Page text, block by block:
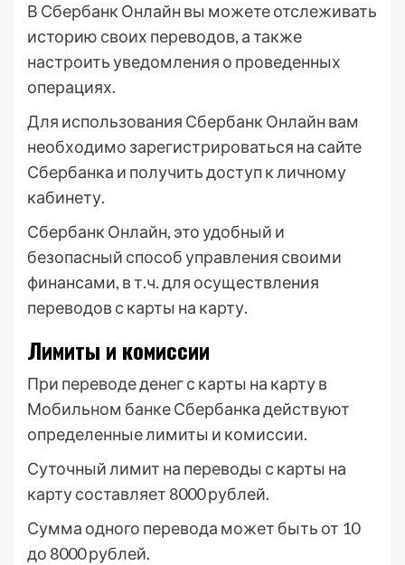
В Сбербанк Онлайн вы можете отслеживать
историю своих переводов, а также
настроить уведомления о проведенных
операциях.
Для использования Сбербанк Онлайн вам
необходимо зарегистрироваться на сайте
Сбербанка и получить доступ к личному
кабинету.
Сбербанк Онлайн, это удобный и
безопасный способ управления своими
финансами, в т.ч. для осуществления
переводов с карты на карту.
Лимиты и комиссии
При переводе денег с карты на карту в
Мобильном банке Сбербанка действуют
определенные лимиты и комиссии.
Суточный лимит на переводы с карты на
карту составляет 8000 рублей.
Сумма одного перевода может быть от 10
до 8000 рублей.